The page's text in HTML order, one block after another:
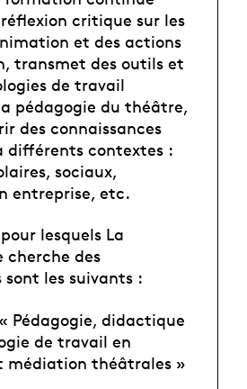
critique sur les
et des actions
transmet des outils et
de travail
pédagogie du théâtre,
des connaissances
différents contextes :
sociaux,
entreprise, etc.
lesquels La
cherche des
sont les suivants :
Pédagogie, didactique
de travail en
médiation théâtrales »